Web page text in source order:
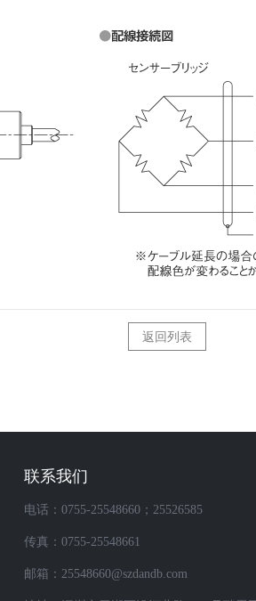
返回列表
联系我们
电话：0755-25548660；25526585
传真：0755-25548661
邮箱：25548660@szdandb.com